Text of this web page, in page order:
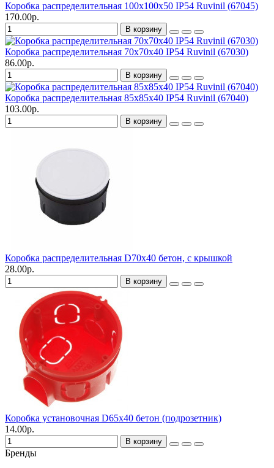
Коробка распределительная 100х100х50 IP54 Ruvinil (67045)
170.00р.
В корзину
Коробка распределительная 70х70х40 IP54 Ruvinil (67030)
86.00р.
В корзину
Коробка распределительная 85х85х40 IP54 Ruvinil (67040)
103.00р.
В корзину
Коробка распределительная D70x40 бетон, с крышкой
28.00р.
В корзину
Коробка установочная D65x40 бетон (подрозетник)
14.00р.
В корзину
Бренды